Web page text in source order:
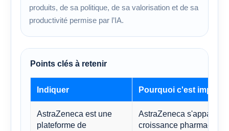
produits, de sa politique, de sa valorisation et de sa
productivité permise par l’IA.
Points clés à retenir
Indiquer Pourquoi c'est
AstraZeneca est une
plateforme de
AstraZeneca
croissance